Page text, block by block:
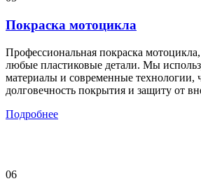
Покраска мотоцикла
Профессиональная покраска
любые пластиковые детали. Мы
материалы и современные технологии,
долговечность покрытия и защиту от
Подробнее
06